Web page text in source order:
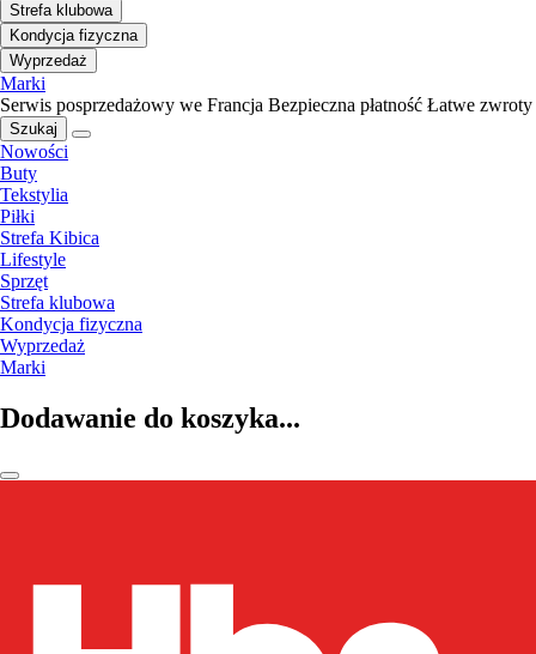
Strefa klubowa
Kondycja fizyczna
Wyprzedaż
Marki
Serwis posprzedażowy we Francja Bezpieczna płatność Łatwe zwroty
Szukaj
Nowości
Buty
Tekstylia
Piłki
Strefa Kibica
Lifestyle
Sprzęt
Strefa klubowa
Kondycja fizyczna
Wyprzedaż
Marki
Dodawanie do koszyka...